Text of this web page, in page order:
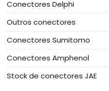
Conectores Delphi
Outros conectores
Conectores Sumitomo
Conectores Amphenol
Stock de conectores JAE